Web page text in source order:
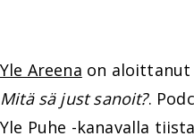
Yle Areena on aloittanut
Mitä sä just sanoit?.
Yle Puhe -kanavalla